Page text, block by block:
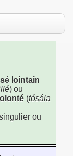
lointain
) ou
(tósála
ou